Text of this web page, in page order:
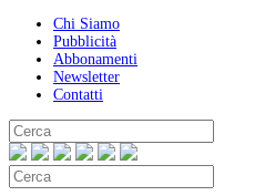
Chi Siamo
Pubblicità
Abbonamenti
Newsletter
Contatti